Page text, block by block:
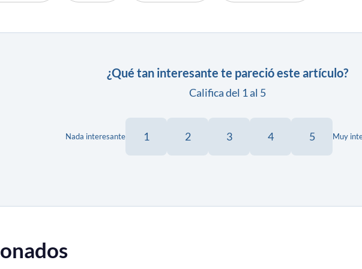
¿Qué tan interesante te pareció este artículo?
Califica del 1 al 5
Nada interesante 1 2 3 4 5 Muy